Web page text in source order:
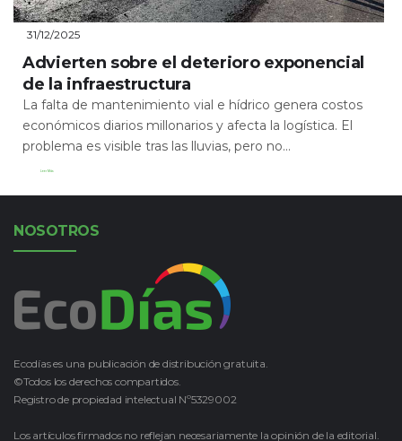
31/12/2025
Advierten sobre el deterioro exponencial
de la infraestructura
La falta de mantenimiento vial e hídrico genera costos
económicos diarios millonarios y afecta la logística. El
problema es visible tras las lluvias, pero no...
Leer Más
NOSOTROS
Ecodías es una publicación de distribución gratuita.
©Todos los derechos compartidos.
Registro de propiedad intelectual Nº5329002
Los artículos firmados no reflejan necesariamente la opinión de la editorial.